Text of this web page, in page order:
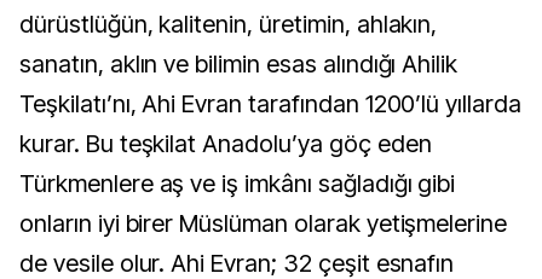
dürüstlüğün, kalitenin, üretimin, ahlakın,
sanatın, aklın ve bilimin esas alındığı Ahilik
Teşkilatı’nı, Ahi Evran tarafından 1200’lü yıllarda
kurar. Bu teşkilat Anadolu’ya göç eden
Türkmenlere aş ve iş imkânı sağladığı gibi
onların iyi birer Müslüman olarak yetişmelerine
de vesile olur. Ahi Evran; 32 çeşit esnafın